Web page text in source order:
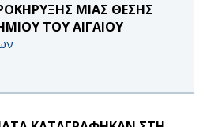
ΜΙΑΣ ΘΕΣΗΣ
ΤΟΥ ΑΙΓΑΙΟΥ